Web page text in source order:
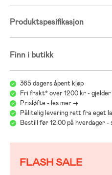
Produktspesifikasjon
Finn i butikk
365 dagers åpent kjøp
Fri frakt* over 1200 kr -
Prisløfte - les mer ->
Pålitelig levering rett fra eget
Bestill før 12:00 på hverdager -
FLASH SALE